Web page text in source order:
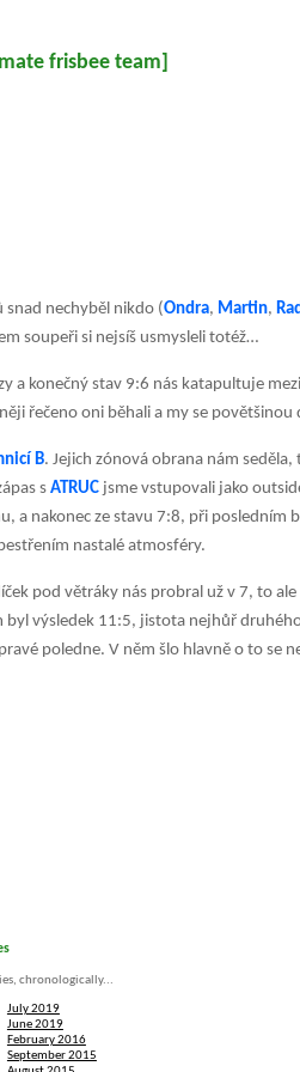
frisbee team]
snad nechyběl nikdo (Ondra, Martin,
soupeři si nejsíš usmysleli totéž…
a konečný stav 9:6 nás katapultuje
řečeno oni běhali a my se povětšinou
B. Jejichzónová obrana nám seděla,
s ATRUC jsme vstupovali jako
a nakonec ze stavu 7:8, při posledním
nastalé atmosféry.
pod větráky nás probral už v 7, to
výsledek 11:5, jistota nejhůř
poledne. V něm šlo hlavně o to se
chronologically...
July 2019
June 2019
February 2016
September 2015